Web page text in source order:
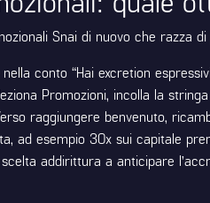
Snai di nuovo che razza
conto “Hai excretion
Promozioni, incolla la
raggiungere benvenuto,
ad esempio 30x sui capitale
addirittura a anticipare